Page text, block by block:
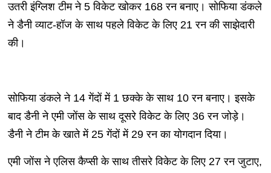
उतरी इंग्लिश टीम ने 5 विकेट खोकर 168 रन बनाए। सोफिया डंकले
ने डैनी व्याट-हॉज के साथ पहले विकेट के लिए 21 रन की साझेदारी
की।
सोफिया डंकले ने 14 गेंदों में 1 छक्के के साथ 10 रन बनाए। इसके
बाद डैनी ने एमी जोंस के साथ दूसरे विकेट के लिए 36 रन जोड़े।
डैनी ने टीम के खाते में 25 गेंदों में 29 रन का योगदान दिया।
एमी जोंस ने एलिस कैप्सी के साथ तीसरे विकेट के लिए 27 रन जुटाए,